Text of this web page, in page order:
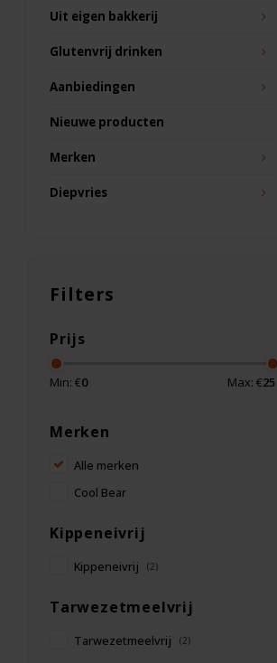
Uit eigen bakkerij
Glutenvrij drinken
Aanbiedingen
Nieuwe producten
Merken
Diepvries
Filters
Prijs
Min: €0 Max: €25
Merken
Alle merken
Cool Bear
Kippeneivrij
Kippeneivrij (2)
Tarwezetmeelvrij
Tarwezetmeelvrij (2)